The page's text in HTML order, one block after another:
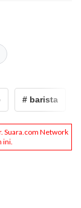
# barista